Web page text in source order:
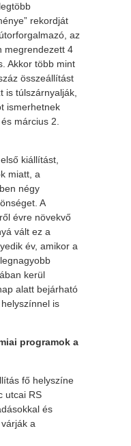
rekordját
az
megrendezett 4
Akkor több mint
összeállítást
is túlszárnyalják,
ismerhetnek
március 2.
kiállítást,
miatt, a
négy
A
évre növekvő
vált ez a
év, amikor a
kerül
alatt bejárható
is
programok a
fő helyszíne
utcai RS
és
a